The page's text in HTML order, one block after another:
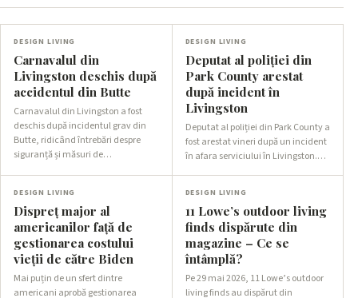
DESIGN LIVING
Carnavalul din
Livingston deschis după
accidentul din Butte
Carnavalul din Livingston a fost
deschis după incidentul grav din
Butte, ridicând întrebări despre
siguranță și măsuri de…
DESIGN LIVING
Deputat al poliției din
Park County arestat
după incident în
Livingston
Deputat al poliției din Park County a
fost arestat vineri după un incident
în afara serviciului în Livingston.…
DESIGN LIVING
Dispreț major al
americanilor față de
gestionarea costului
vieții de către Biden
Mai puțin de un sfert dintre
americani aprobă gestionarea
DESIGN LIVING
11 Lowe’s outdoor living
finds dispărute din
magazine – Ce se
întâmplă?
Pe 29 mai 2026, 11 Lowe’s outdoor
living finds au dispărut din